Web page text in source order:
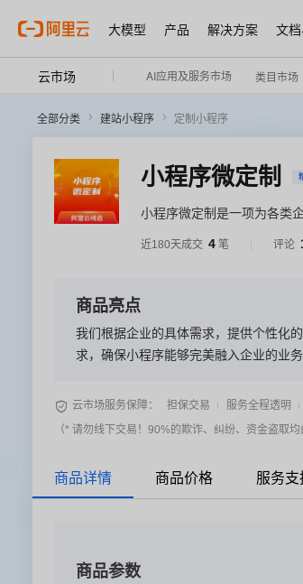
大模型 产品 解决方案 文
云市场 AI应用及服务市场 类目市场
全部分类 建站小程序 定制小程序
小程序微定制
小程序微定制是一项为各类
近180天成交 4 笔 评论
商品亮点
我们根据企业的具体需求，提供个性化
求，确保小程序能够完美融入企业的业
 云市场服务保障： 担保交易 服务全程透明
（* 请勿线下交易！90%的欺诈、纠纷、资金盗取均
商品详情 商品价格 服务支
商品参数